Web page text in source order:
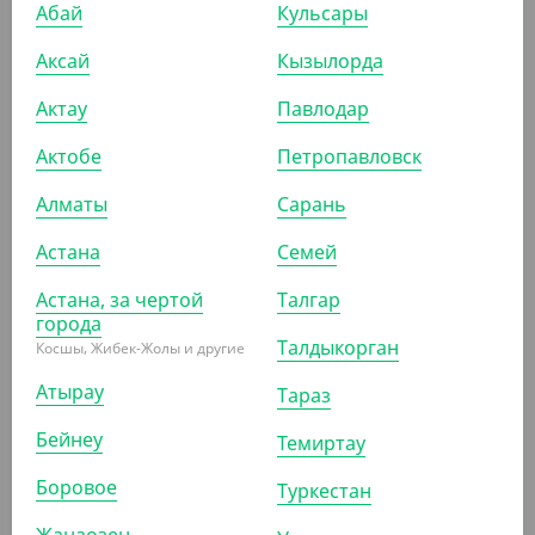
Ширина (мм)
Цвет КРАФТ
ПОХОЖИЕ ТОВАРЫ
АРТ. 3702005
-7%
1 120
Пакет с V дном, белый, ЭДП, 140*60*250 мм
УП (100)
Абай
Аксай
Актау
Актобе
Алматы
Астана
Астана, за чертой
города
Косшы, Жибек-Жолы и другие
Атырау
Бейнеу
Боровое
Кульсары
Кызылорда
Павлодар
Петропавловск
Сарань
Семей
Талгар
Талдыкорган
Тараз
Темиртау
Туркестан